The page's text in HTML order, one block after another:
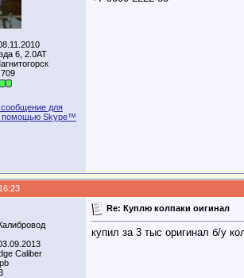
6, 2.0AT
Caliber
Re: Куплю колпаки оигинал
купил за 3 тыс оригинал б/у